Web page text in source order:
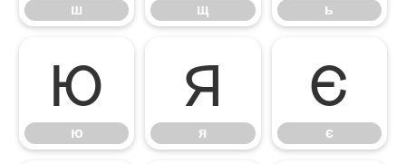
ш щ ь
ю
ю
я
я
є
є